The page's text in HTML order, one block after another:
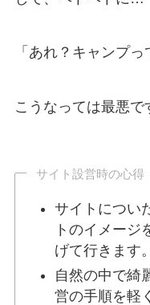
「あれ？キャンプ
こうなっては最悪で
サイト設営時の心得
サイトについ
トのイメージ
げて行きます。
自然の中で綺
営の手順を軽